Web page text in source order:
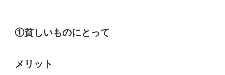
①貧しいものにとって
メリット